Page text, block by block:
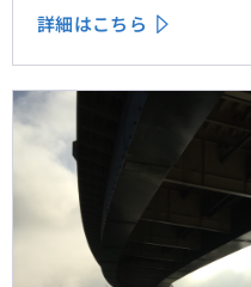
第3回では Learn フェー
れらの議論を日本市場の
望の視座を提示したい
築」が、世界で勝てる時
詳細はこちら